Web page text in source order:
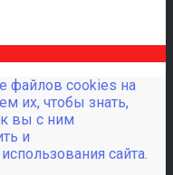
файлов cookies на
их, чтобы знать,
вы с ним
и
сайта.